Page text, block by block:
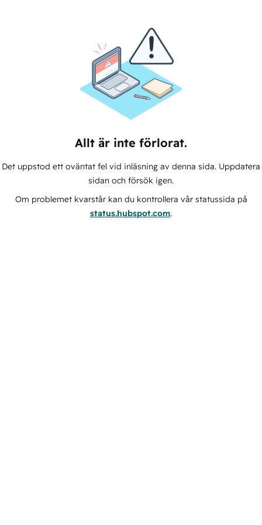
Allt är inte förlorat.
Det uppstod ett oväntat fel vid inläsning av denna sida. Uppdatera
sidan och försök igen.
Om problemet kvarstår kan du kontrollera vår statussida på
status.hubspot.com.